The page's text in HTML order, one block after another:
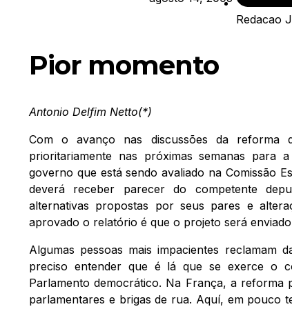
Redacao
Pior momento
Antonio Delfim Netto(*)
Com o avanço nas discussões da reforma
prioritariamente nas próximas semanas para
governo que está sendo avaliado na Comissão
deverá receber parecer do competente
alternativas propostas por seus pares e
aprovado o relatório é que o projeto será
Algumas pessoas mais impacientes reclamam
preciso entender que é lá que se exerce o
Parlamento democrático. Na França, a reforma
parlamentares e brigas de rua. Aquí, em pouco